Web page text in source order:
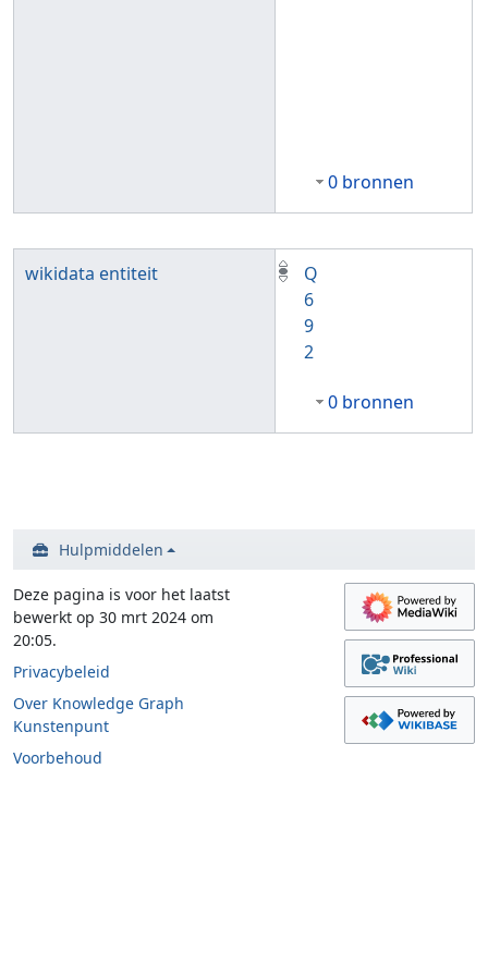
0 bronnen
wikidata entiteit
Q
6
9
2
0 bronnen
Hulpmiddelen
Deze pagina is voor het laatst
bewerkt op 30 mrt 2024 om
20:05.
Privacybeleid
Over Knowledge Graph
Kunstenpunt
Voorbehoud